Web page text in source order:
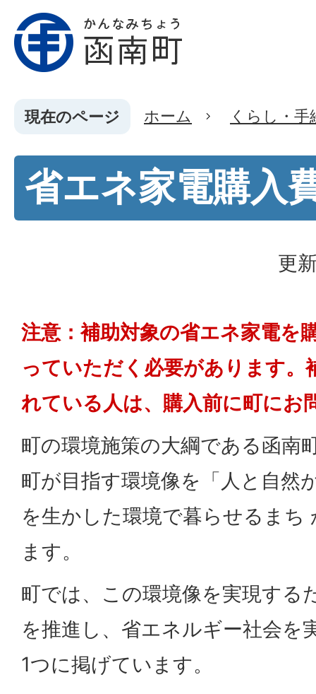
現在のページ ホーム くらし・手
省エネ家電購入
更
注意：補助対象の省エネ家電を
っていただく必要があります。
れている人は、購入前に町にお
町の環境施策の大綱である函南
町が目指す環境像を「人と自然
を生かした環境で暮らせるまち
ます。
町では、この環境像を実現する
を推進し、省エネルギー社会を
1つに掲げています。